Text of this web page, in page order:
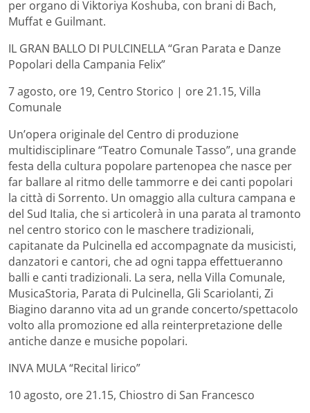
per organo di Viktoriya Koshuba, con brani di Bach,
Muffat e Guilmant.
IL GRAN BALLO DI PULCINELLA “Gran Parata e Danze
Popolari della Campania Felix”
7 agosto, ore 19, Centro Storico | ore 21.15, Villa
Comunale
Un’opera originale del Centro di produzione
multidisciplinare “Teatro Comunale Tasso”, una grande
festa della cultura popolare partenopea che nasce per
far ballare al ritmo delle tammorre e dei canti popolari
la città di Sorrento. Un omaggio alla cultura campana e
del Sud Italia, che si articolerà in una parata al tramonto
nel centro storico con le maschere tradizionali,
capitanate da Pulcinella ed accompagnate da musicisti,
danzatori e cantori, che ad ogni tappa effettueranno
balli e canti tradizionali. La sera, nella Villa Comunale,
MusicaStoria, Parata di Pulcinella, Gli Scariolanti, Zi
Biagino daranno vita ad un grande concerto/spettacolo
volto alla promozione ed alla reinterpretazione delle
antiche danze e musiche popolari.
INVA MULA “Recital lirico”
10 agosto, ore 21.15, Chiostro di San Francesco